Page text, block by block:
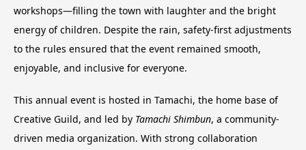
workshops—filling the town with laughter and the bright
energy of children. Despite the rain, safety-first adjustments
to the rules ensured that the event remained smooth,
enjoyable, and inclusive for everyone.
This annual event is hosted in Tamachi, the home base of
Creative Guild, and led by Tamachi Shimbun, a community-
driven media organization. With strong collaboration